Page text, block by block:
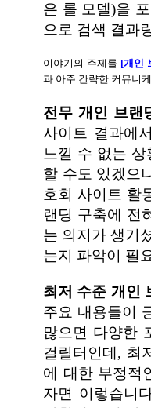
은 롤 모델)을
으로 검색 결과
이야기의 주제를 [개인
과 아주 간략한 커뮤니
전무 개인 브랜
사이트 결과에
느낄 수 없는 상
할 수도 있겠으
호회 사이트 활
랜딩 구축에 전
는 의지가 생기
는지 파악이 필
최저 수준 개인
주요 내용들이
많으면 다양한
걸릴터인데 , 최
에 대한 부정적
자면 이렇습니